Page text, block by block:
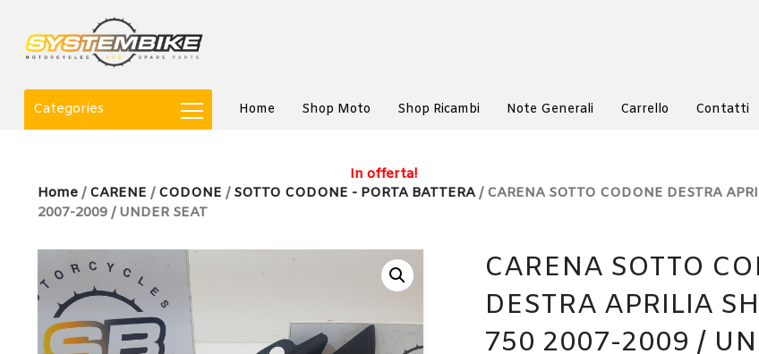
Categories Home Shop Moto Shop Ricambi Note Generali Carrello Contatti
Home / CARENE / CODONE / SOTTO CODONE - PORTA BATTERA / CARENA SOTTO CODONE DESTRA
2007-2009 / UNDER SEAT
In offerta!
CARENA SOTTO
DESTRA APRILIA
750 2007-2009 /